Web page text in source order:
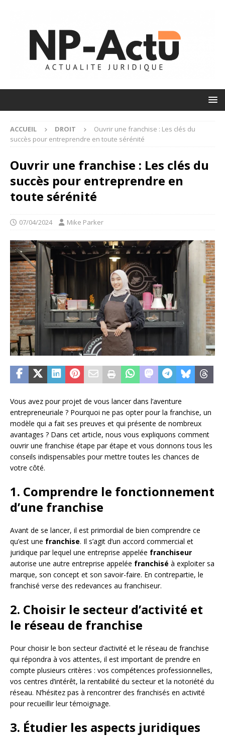
ACCUEIL DROIT
Ouvrir une franchise : Les clés du
succès pour entreprendre en toute sérénité
Ouvrir une franchise : Les clés du
succès pour entreprendre en
toute sérénité
07/04/2024 Mike Parker
Vous avez pour projet de vous lancer dans l’aventure
entrepreneuriale ? Pourquoi ne pas opter pour la franchise, un
modèle qui a fait ses preuves et qui présente de nombreux
avantages ? Dans cet article, nous vous expliquons comment
ouvrir une franchise étape par étape et vous donnons tous les
conseils indispensables pour mettre toutes les chances de
votre côté.
1. Comprendre le fonctionnement
d’une franchise
Avant de se lancer, il est primordial de bien comprendre ce
qu’est une franchise. Il s’agit d’un accord commercial et
juridique par lequel une entreprise appelée franchiseur
autorise une autre entreprise appelée franchisé à exploiter sa
marque, son concept et son savoir-faire. En contrepartie, le
franchisé verse des redevances au franchiseur.
2. Choisir le secteur d’activité et
le réseau de franchise
Pour choisir le bon secteur d’activité et le réseau de franchise
qui répondra à vos attentes, il est important de prendre en
compte plusieurs critères : vos compétences professionnelles,
vos centres d’intérêt, la rentabilité du secteur et la notoriété du
réseau. N’hésitez pas à rencontrer des franchisés en activité
pour recueillir leur témoignage.
3. Étudier les aspects juridiques